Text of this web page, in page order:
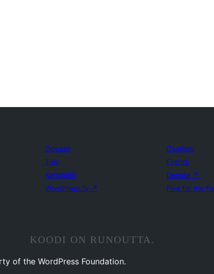
Oppaat
Tuki
Kehittäjät
WordPress.tv ↗
Osallistu
Events
Donate ↗
Five for the
KOODI ON RUNOUTTA.
of the WordPress Foundation.